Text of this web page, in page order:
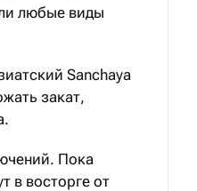
любые виды
Sanchaya
закат,
Пока
в восторге от